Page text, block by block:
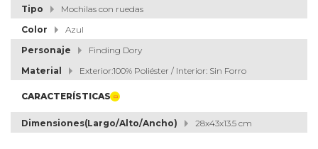
Tipo
Mochilas con ruedas
Color
Azul
Personaje
Finding Dory
Material
Exterior:100% Poliéster / Interior: Sin Forro
CARACTERÍSTICAS
Dimensiones(Largo/Alto/Ancho) 28x43x13.5 cm